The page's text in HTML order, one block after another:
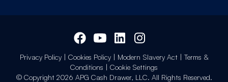
Privacy Policy| Cookies Policy| Modern Slavery Act| Terms &
Conditions | Cookie Settings
© Copyright 2026 APG Cash Drawer, LLC. All Rights Reserved.